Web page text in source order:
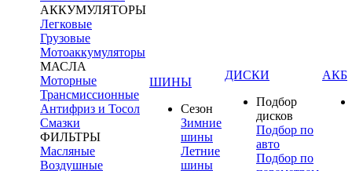
АККУМУЛЯТОРЫ
Легковые
Грузовые
Мотоаккумуляторы
МАСЛА
Моторные
Трансмиссионные
Антифриз и Тосол
Смазки
ФИЛЬТРЫ
Масляные
Воздушные
ШИНЫ
Сезон
Зимние
шины
Летние
шины
ДИСКИ
Подбор
дисков
Подбор по
авто
Подбор по
АКБ